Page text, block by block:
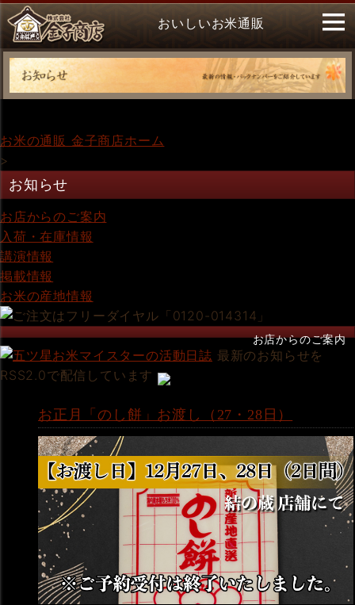
おいしいお米通販
お米の通販 金子商店ホーム
>
お知らせ
お店からのご案内
入荷・在庫情報
講演情報
掲載情報
お米の産地情報
お店からのご案内
最新のお知らせを
RSS2.0で配信しています
お正月「のし餅」お渡し（27・28日）